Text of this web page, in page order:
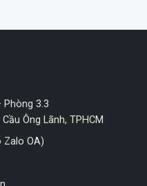
Phòng 3.3
Ông Lãnh, TPHCM
Zalo OA)